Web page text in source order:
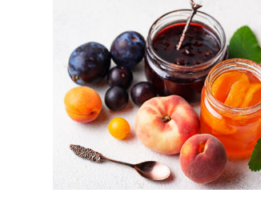
おすすめ製品
調味・調理素材
スイート素材
色素・甘味料
多様な包装形態
・流通温度帯
主食メニュー
メインメニュー
微生物 受托培养
食とのつながり
池田糖化の歴史
事業拠点（国内外すべ
粉体ブレンド
アセプティック
生産工場での取り組み
私たちの目指すもの
論文・技術情報発表
新卒社員募集要項
求める人物像
選考プロセス
説明会・選考会